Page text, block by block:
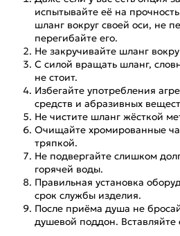
испытывайте её на
шланг вокруг своей оси, не
перегибайте его.
Не закручивайте шланг
С силой вращать шланг,
не стоит.
Избегайте употребления
средств и абразивных
Не чистите шланг жёсткой
Очищайте хромированные
тряпкой.
Не подвергайте слишком
горячей воды.
Правильная установка
срок службы изделия.
После приёма душа не
душевой поддон. Вставляйте